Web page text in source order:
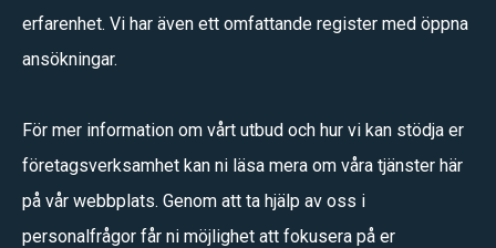
erfarenhet. Vi har även ett omfattande register med öppna
ansökningar.
För mer information om vårt utbud och hur vi kan stödja er
företagsverksamhet kan ni läsa mera om våra tjänster här
på vår webbplats. Genom att ta hjälp av oss i
personalfrågor får ni möjlighet att fokusera på er